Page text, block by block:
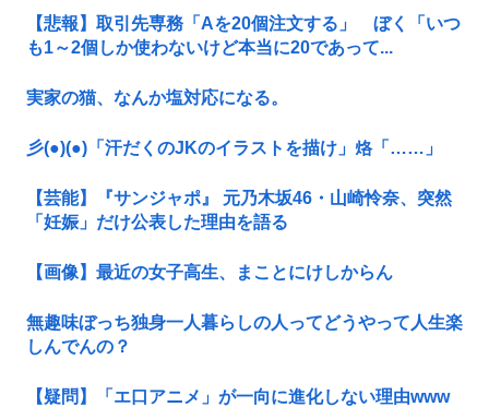
【悲報】取引先専務「Aを20個注文する」 ぼく「いつ
も1～2個しか使わないけど本当に20であって...
実家の猫、なんか塩対応になる。
彡(●)(●)「汗だくのJKのイラストを描け」烙「……」
【芸能】『サンジャポ』 元乃木坂46・山崎怜奈、突然
「妊娠」だけ公表した理由を語る
【画像】最近の女子高生、まことにけしからん
無趣味ぼっち独身一人暮らしの人ってどうやって人生楽
しんでんの？
【疑問】「エ口アニメ」が一向に進化しない理由www